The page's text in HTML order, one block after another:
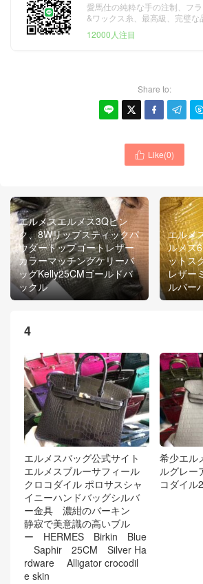
愛馬仕の純粋な手の注制、フ
&ワックス糸、最高級、完璧な
グ、財布、ベルト&スカーフ。
12000人注目
Share to:
   
 Like(0)
エルメスエルメス3Qピン
ク、8Wリップスティックパ
ウダートップゴートレザー
カラーマッチングケリーバ
ッグKelly25CMゴールドバ
ックル
エルメ
ルメス
ットス
レザー
ルバー
4
エルメスバッグ公式サイト
エルメスブルーサフィール
クロコダイル ポロサスシャ
イニーハンドバッグシルバ
ー金具 濃紺のバーキン
静寂で美意識の高いブル
ー HERMES Birkin Blue
Saphir 25CM Silver Ha
rdware Alligator crocodil
e skin
希少エル
ルグレー
コダイル